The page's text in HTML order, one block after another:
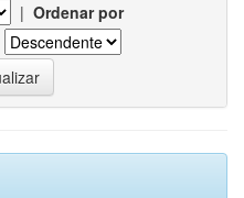
| Ordenar por